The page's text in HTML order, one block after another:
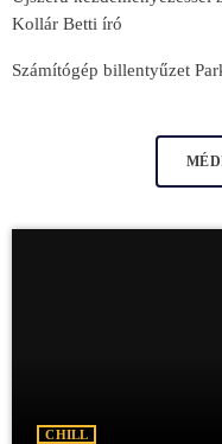
Kollár Betti író
Számítógép billentyűzet
CHILL